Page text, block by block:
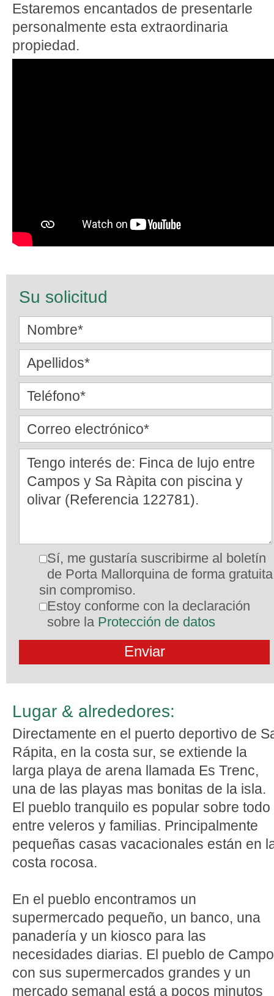
Estaremos encantados de presentarle
personalmente esta extraordinaria
propiedad.
Su solicitud
Sí, me gustaría suscribirme al boletín
de Porta Mallorquina de forma
sin compromiso.
Estoy conforme con la declaración
sobre la Protección de datos
Lugar & alrededores:
Directamente en el puerto deportivo de
Rápita, en la costa sur, se extiende la
larga playa de arena llamada Es Trenc,
una de las playas mas bonitas de la isla.
El pueblo tranquilo es popular sobre todo
entre veleros y familias. Principalmente
pequeñas casas vacacionales están en
costa rocosa.
En el pueblo encontramos un
supermercado pequeño, un banco, una
panadería y un kiosco para las
necesidades diarias. El pueblo de
con sus supermercados grandes y un
mercado semanal está a pocos minutos